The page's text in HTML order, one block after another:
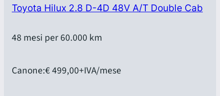
Toyota Hilux 2.8 D-4D 48V A/T Double Cab
48 mesi per 60.000 km
Canone:€ 499,00+IVA/mese